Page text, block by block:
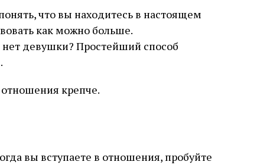
что вы находитесь в настоящем
как можно больше.
девушки? Простейший способ
крепче.
вы вступаете в отношения, пробуйте